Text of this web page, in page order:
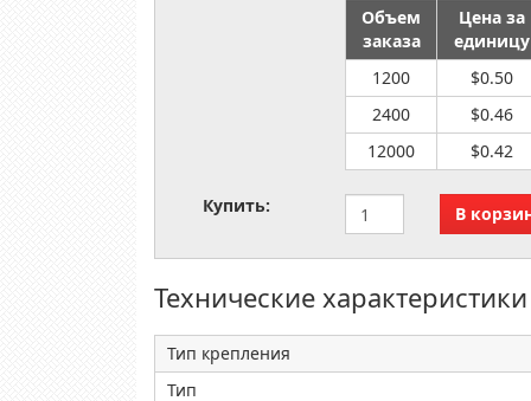
Объем
заказа
Цена за
единицу
1200
$0.50
2400
$0.46
12000
$0.42
Купить:
Технические характеристики
Тип крепления
Тип